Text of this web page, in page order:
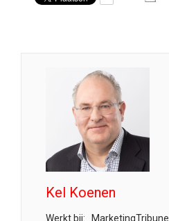
Kel Koenen
Werkt bij:
MarketingTribune